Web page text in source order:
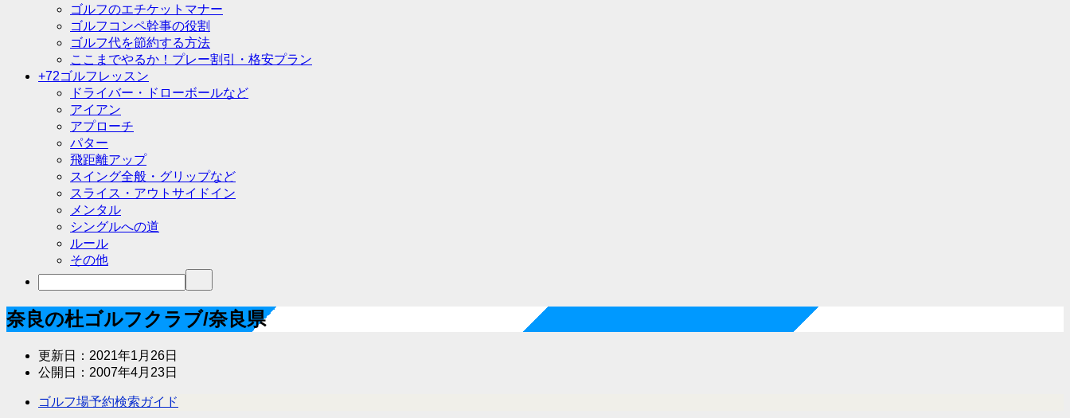
ゴルフのエチケットマナー
ゴルフコンペ幹事の役割
ゴルフ代を節約する方法
ここまでやるか！プレー割引・格安プラン
+72ゴルフレッスン
ドライバー・ドローボールなど
アイアン
アプローチ
パター
飛距離アップ
スイング全般・グリップなど
スライス・アウトサイドイン
メンタル
シングルへの道
ルール
その他
奈良の杜ゴルフクラブ/奈良県
更新日： 2021年1月26日
公開日： 2007年4月23日
ゴルフ場予約検索ガイド